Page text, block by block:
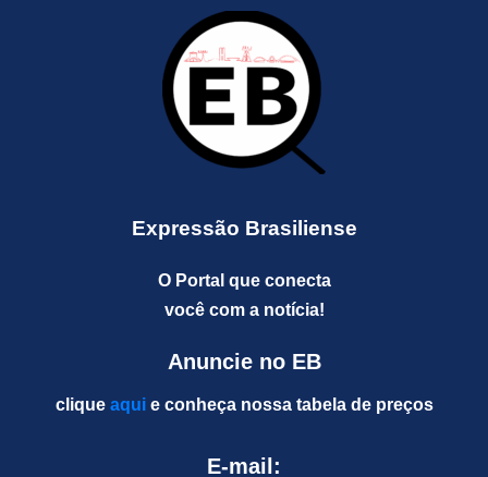
Expressão Brasiliense
O Portal que conecta
você com a notícia!
Anuncie no EB
clique aquie conheça nossa tabela de preços
E-mail: